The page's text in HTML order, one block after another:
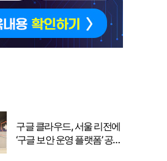
구글 클라우드, 서울 리전에
‘구글 보안 운영 플랫폼’ 공식